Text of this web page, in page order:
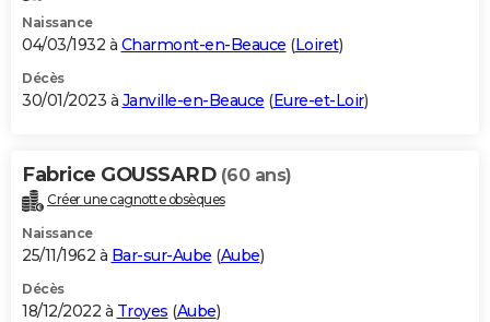
Naissance
04/03/1932 à Charmont-en-Beauce (Loiret)
Décès
30/01/2023 à Janville-en-Beauce (Eure-et-Loir)
Fabrice GOUSSARD (60 ans)
Créer une cagnotte obsèques
Naissance
25/11/1962 à Bar-sur-Aube (Aube)
Décès
18/12/2022 à Troyes (Aube)